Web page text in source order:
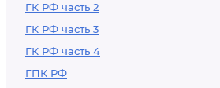
ГК РФ часть 2
ГК РФ часть 3
ГК РФ часть 4
ГПК РФ